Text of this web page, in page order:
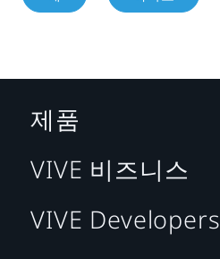
제품
VIVE 비즈니스
VIVE Developers